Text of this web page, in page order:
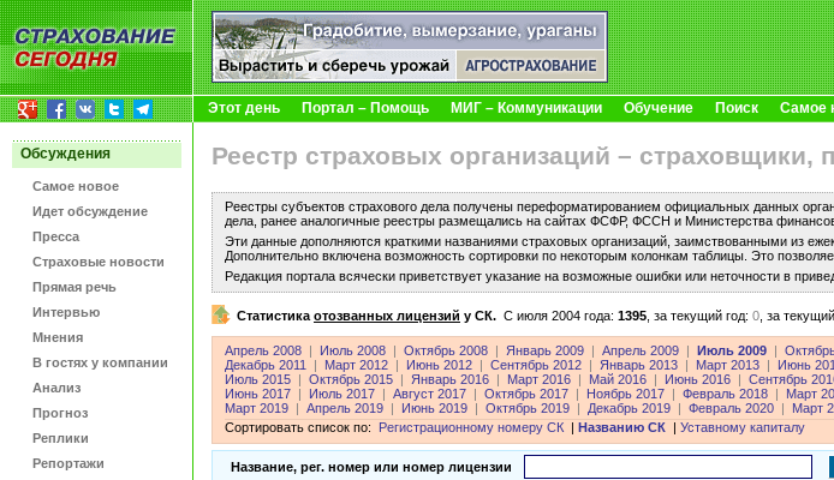
Этот день Портал – Помощь МИГ – Коммуникации Обучение Поиск Самое
Обсуждения
Самое новое
Идет обсуждение
Пресса
Страховые новости
Прямая речь
Интервью
Мнения
В гостях у компании
Анализ
Прогноз
Реплики
Репортажи
Реестр страховых организаций – страховщики,
Реестры субъектов страхового дела получены переформатированием официальных данных
дела, ранее аналогичные реестры размещались на сайтах ФСФР, ФССН и Министерства
Эти данные дополняются краткими названиями страховых организаций, заимствованными из
Дополнительно включена возможность сортировки по некоторым колонкам таблицы. Это
Редакция портала всячески приветствует указание на возможные ошибки или неточности в
Статистика отозванных лицензий у СК. C июля 2004 года: 1395 за текущий год: 0 за
Апрель 2008 Июль 2008 Октябрь 2008 Январь 2009 Апрель 2009 Июль 2009
Декабрь 2011
Март 2012 Июнь 2012 Сентябрь 2012 Январь 2013 Март 2013 Июнь
Июль 2015
Октябрь 2015 Январь 2016 Март 2016 Май 2016 Июнь 2016 Сентябрь
Июнь 2017
Июль 2017 Август 2017 Октябрь 2017 Ноябрь 2017 Февраль 2018 Март
Март 2019
Апрель 2019 Июнь 2019 Октябрь 2019 Декабрь 2019 Февраль 2020 Март
Сортировать список по:
Регистрационному номеру СК Названию СК Уставному капиталу
Название, рег. номер или номер лицензии